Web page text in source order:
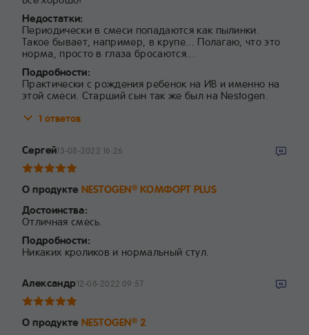
Недостатки:
Периодически в смеси попадаются как пылинки.
Такое бывает, например, в крупе... Полагаю, что это
норма, просто в глаза бросаются...
Подробности:
Практически с рождения ребенок на ИВ и именно на
этой смеси. Старший сын так же был на Nestogen.
1 ответов
Сергей13-08-2022 16:26
О продукте NESTOGEN®КОМФОРТ PLUS
Достоинства:
Отличная смесь.
Подробности:
Никаких кроликов и нормальный стул.
Александр12-08-2022 09:57
О продукте NESTOGEN®2